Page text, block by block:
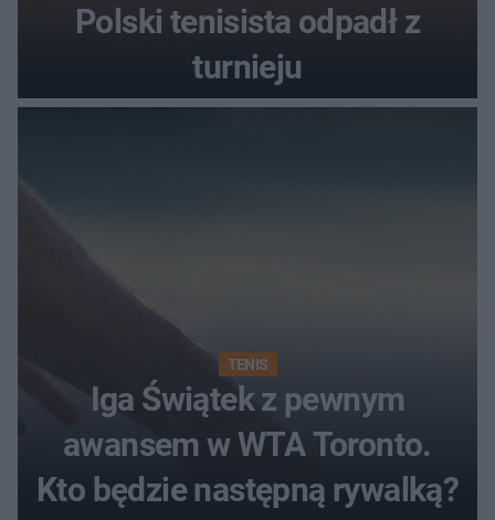
Polski tenisista odpadł z
turnieju
TENIS
Iga Świątek z pewnym
awansem w WTA Toronto.
Kto będzie następną rywalką?